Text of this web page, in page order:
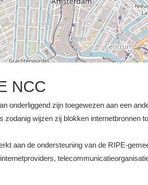
NCC
onderliggend zijn toegewezen aan een
zodanig wijzen zij blokken internetbronnen
aan de ondersteuning van de RIPE-